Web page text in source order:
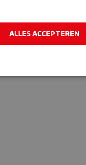
ALLES ACCEPTEREN